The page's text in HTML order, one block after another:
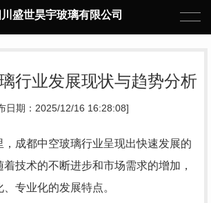
川盛世昊宇玻璃有限公司
行业发展现状与趋势分析
日期：2025/12/16 16:28:08]
，成都中空玻璃行业呈现出快速发展的
技术的不断进步和市场需求的增加，
专业化的发展特点。